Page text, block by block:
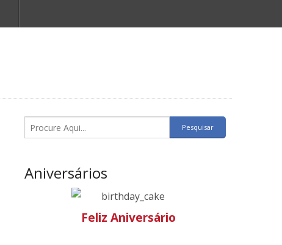
Aniversários
Feliz Aniversário